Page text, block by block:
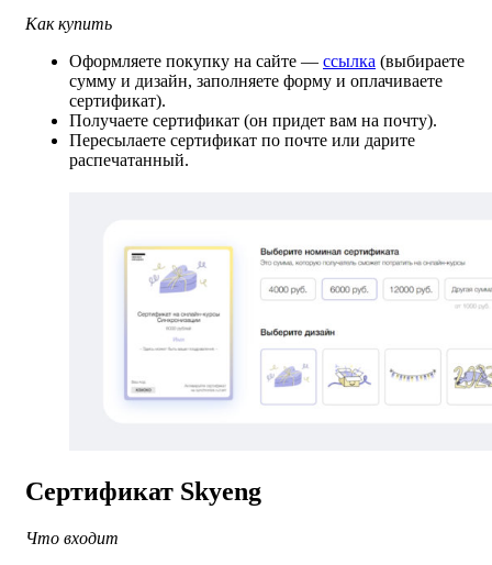
Как купить
Оформляете покупку на сайте — ссылка (выбираете
сумму и дизайн, заполняете форму и оплачиваете
сертификат).
Получаете сертификат (он придет вам на почту).
Пересылаете сертификат по почте или дарите
распечатанный.
Сертификат Skyeng
Что входит